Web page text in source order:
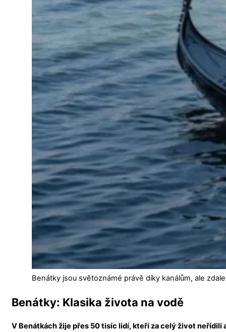
Benátky jsou světoznámé právě díky kanálům, ale
Benátky: Klasika života na vodě
V Benátkách žije přes 50 tisíc lidí, kteří za celý život neřídili